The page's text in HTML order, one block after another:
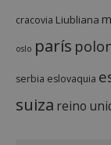
cracovia Liubliana
oslo parís
serbia eslovaquia
suiza reino